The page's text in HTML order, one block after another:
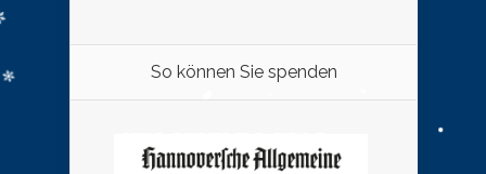
So können Sie spenden